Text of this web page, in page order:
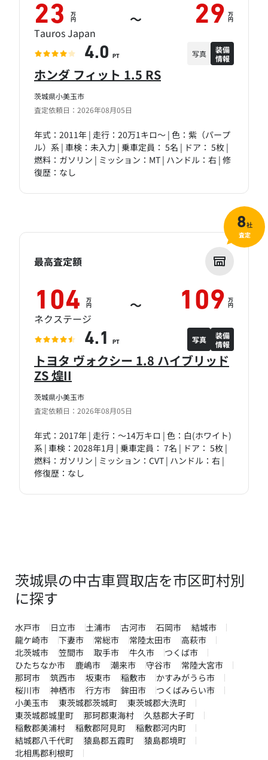
茨城県小美玉市
査定依頼日：2026年08月05日
ホンダ フィット 1.5 RS
年式：2011年 | 走行：20万1キロ～ | 色：紫（パープ
ル）系 | 車検：未入力 | 乗車定員： 5名 | ドア： 5枚 |
燃料：ガソリン | ミッション：MT | ハンドル：右 | 修
復歴：なし
23 万
円 ～ 29 万
円
Tauros Japan
4.0 PT 写真
装備
情報
茨城県小美玉市
査定依頼日：2026年08月05日
トヨタ ヴォクシー 1.8 ハイブリッド
ZS 煌II
年式：2017年 | 走行：～14万キロ | 色：白(ホワイト)
系 | 車検：2028年1月 | 乗車定員： 7名 | ドア： 5枚 |
燃料：ガソリン | ミッション：CVT | ハンドル：右 |
修復歴：なし
最高査定額
104 万
円 ～ 109 万
円
ネクステージ
4.1 PT 写真
装備
情報
8社
査定
茨城県の中古車買取店を市区町村別
に探す
水戸市 日立市 土浦市 古河市 石岡市
結城市
龍ケ崎市
下妻市 常総市 常陸太田市
高萩市
北茨城市
笠間市 取手市 牛久市
つくば市
ひたちなか市
鹿嶋市 潮来市 守谷市
常陸大宮市
那珂市
筑西市 坂東市 稲敷市
かすみがうら市
桜川市
神栖市 行方市 鉾田市
つくばみらい市
小美玉市
東茨城郡茨城町
東茨城郡大洗町
東茨城郡城里町
那珂郡東海村
久慈郡大子町
稲敷郡美浦村
稲敷郡阿見町
稲敷郡河内町
結城郡八千代町
猿島郡五霞町
猿島郡境町
北相馬郡利根町